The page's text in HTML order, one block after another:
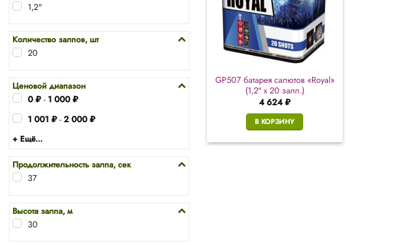
1,2"
Количество залпов, шт
20
Ценовой диапазон
0 ₽ - 1 000 ₽
1 001 ₽ - 2 000 ₽
+ Ещё...
Продолжительность залпа, сек
37
Высота залпа, м
30
GP507 батарея салютов «Royal»
(1,2″ х 20 залп.)
4 624₽
В КОРЗИНУ